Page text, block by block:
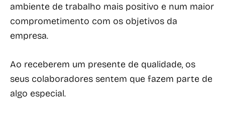
ambiente de trabalho mais positivo e num maior
comprometimento com os objetivos da
empresa.
Ao receberem um presente de qualidade, os
seus colaboradores sentem que fazem parte de
algo especial.